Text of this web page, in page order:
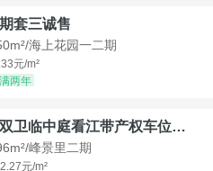
套三诚售
海上花园一二期
元/m²
满两年
峰景里套四双卫临中庭看江带产权车位诚售
峰景里二期
元/m²